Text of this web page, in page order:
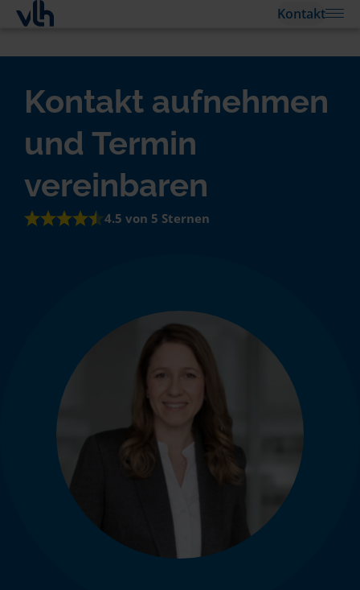
Kontakt
Kontakt aufnehmen
und Termin
vereinbaren
4.5 von 5 Sternen